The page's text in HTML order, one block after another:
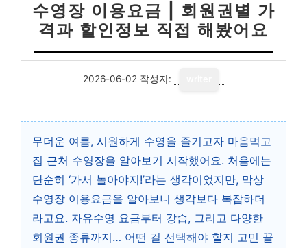
수영장 이용요금 | 회원권별 가
격과 할인정보 직접 해봤어요
2026-06-02 작성자:
무더운 여름, 시원하게 수영을 즐기고자 마음먹고
집 근처 수영장을 알아보기 시작했어요. 처음에는
단순히 ‘가서 놀아야지!’라는 생각이었지만, 막상
수영장 이용요금을 알아보니 생각보다 복잡하더
라고요. 자유수영 요금부터 강습, 그리고 다양한
회원권 종류까지… 어떤 걸 선택해야 할지 고민 끝